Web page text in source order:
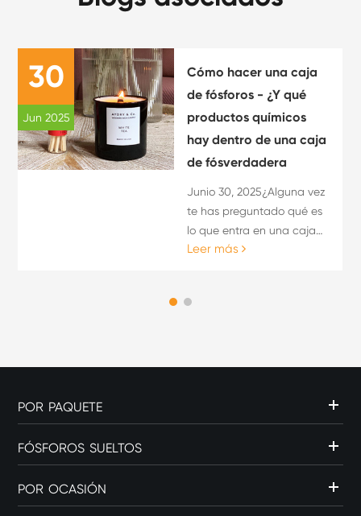
30
Jun 2025
Cómo hacer una caja
de fósforos - ¿Y qué
productos químicos
hay dentro de una caja
de fósverdadera
Junio 30, 2025¿Alguna vez
te has preguntado qué es
lo que entra en una caja
de fós- o cómo se hace
fósforos", es posible que
Leer más
POR PAQUETE
FÓSFOROS SUELTOS
POR OCASIÓN